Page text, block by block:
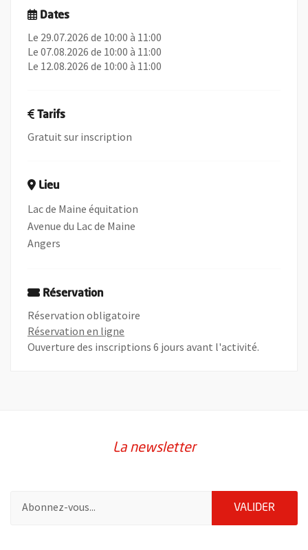
Dates
Le 29.07.2026 de 10:00 à 11:00
Le 07.08.2026 de 10:00 à 11:00
Le 12.08.2026 de 10:00 à 11:00
Tarifs
Gratuit sur inscription
Lieu
Lac de Maine équitation
Avenue du Lac de Maine
Angers
Réservation
Réservation obligatoire
Réservation en ligne
Ouverture des inscriptions 6 jours avant l'activité.
La newsletter
VALIDER